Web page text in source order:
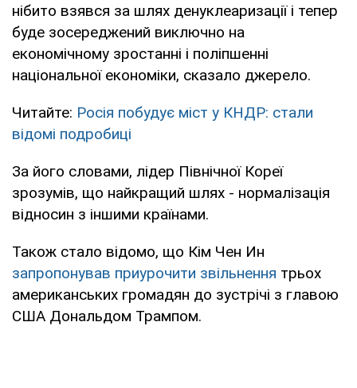
нібито взявся за шлях денуклеаризації і тепер
буде зосереджений виключно на
економічному зростанні і поліпшенні
національної економіки, сказало джерело.
Читайте: Росія побудує міст у КНДР: стали
відомі подробиці
За його словами, лідер Північної Кореї
зрозумів, що найкращий шлях - нормалізація
відносин з іншими країнами.
Також стало відомо, що Кім Чен Ин
запропонував приурочити звільнення трьох
американських громадян до зустрічі з главою
США Дональдом Трампом.